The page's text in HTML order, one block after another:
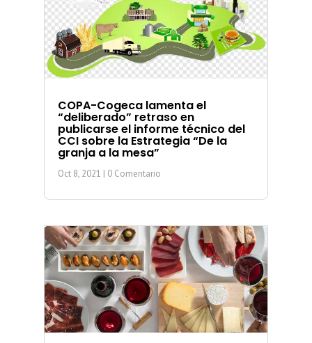
COPA-Cogeca lamenta el
“deliberado” retraso en
publicarse el informe técnico del
CCI sobre la Estrategia “De la
granja a la mesa”
Oct 8, 2021 | 0 Comentario